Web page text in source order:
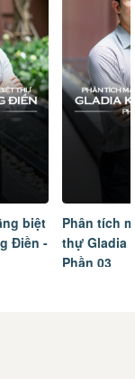
Phân tích mặt
thự Gladia Khang
Phần 03